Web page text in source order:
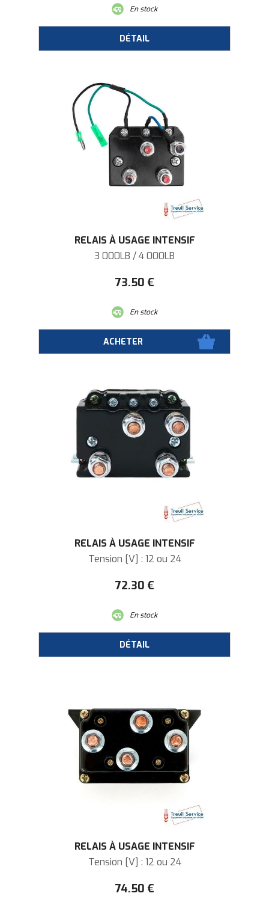
En stock
RELAIS À USAGE INTENSIF
3 000LB / 4 000LB
73.50 €
En stock
RELAIS À USAGE INTENSIF
Tension [V] : 12 ou 24
72.30 €
En stock
RELAIS À USAGE INTENSIF
Tension [V] : 12 ou 24
74.50 €